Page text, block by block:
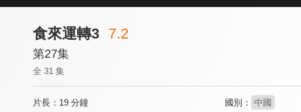
食來運轉3 7.2
第27集
全 31 集
片長： 19 分鐘 國別： 中國